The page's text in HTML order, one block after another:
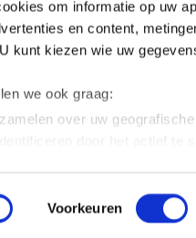
om informatie op uw
en content,
kunt kiezen wie uw
we ook graag:
over uw
Voorkeuren
UV-C
Spa and hot tubs
Domestic pools
Supplies